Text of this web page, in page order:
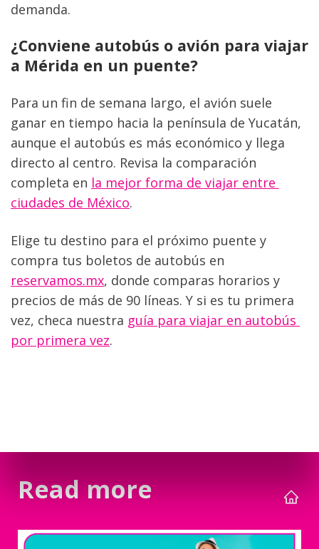
demanda.
¿Conviene autobús o avión para viajar
a Mérida en un puente?
Para un fin de semana largo, el avión suele
ganar en tiempo hacia la península de Yucatán,
aunque el autobús es más económico y llega
directo al centro. Revisa la comparación
completa en la mejor forma de viajar entre
ciudades de México.
Elige tu destino para el próximo puente y
reservamos.mx, donde comparas horarios y
precios de más de 90 líneas. Y si es tu primera
vez, checa nuestra guía para viajar en autobús
por primera vez.
Read more